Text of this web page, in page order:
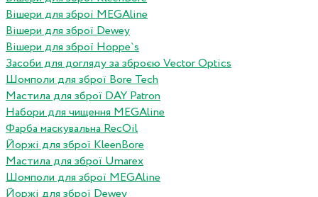
Вішери для зброї MEGAline
Вішери для зброї Dewey
Вішери для зброї Hoppe`s
Засоби для догляду за зброєю Vector Optics
Шомполи для зброї Bore Tech
Мастила для зброї DAY Patron
Набори для чищення MEGAline
Фарба маскувальна RecOil
Йоржі для зброї KleenBore
Мастила для зброї Umarex
Шомполи для зброї MEGAline